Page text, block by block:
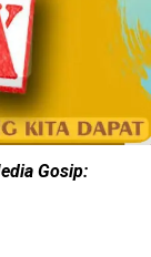
Gosip: